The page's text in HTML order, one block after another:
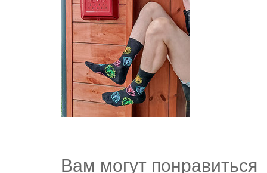
Вам могут понравиться